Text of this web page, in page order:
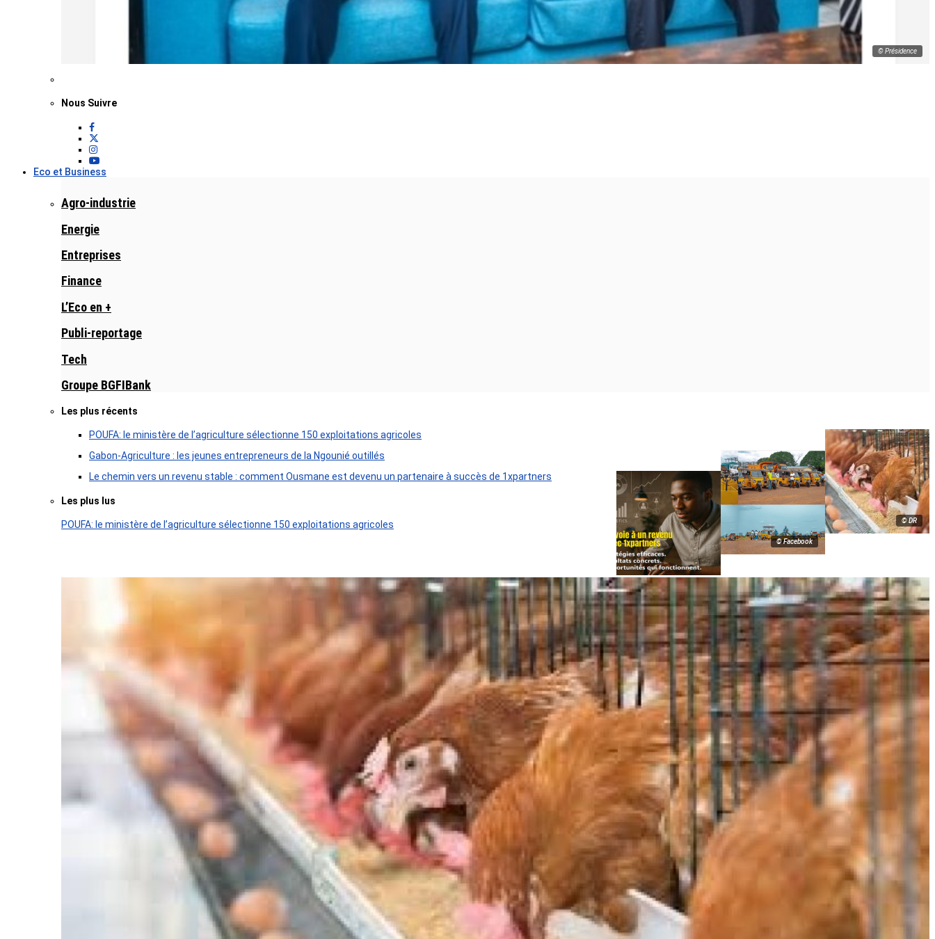
© Présidence
Nous Suivre
Eco et Business
Agro-industrie
Energie
Entreprises
Finance
L’Eco en +
Publi-reportage
Tech
Groupe BGFIBank
Les plus récents
© DR
POUFA: le ministère de l’agriculture sélectionne 150 exploitations agricoles
© Facebook
Gabon-Agriculture : les jeunes entrepreneurs de la Ngounié outillés
Le chemin vers un revenu stable : comment Ousmane est devenu un partenaire à succès de 1xpartners
Les plus lus
POUFA: le ministère de l’agriculture sélectionne 150 exploitations agricoles